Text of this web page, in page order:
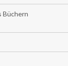
Büchern